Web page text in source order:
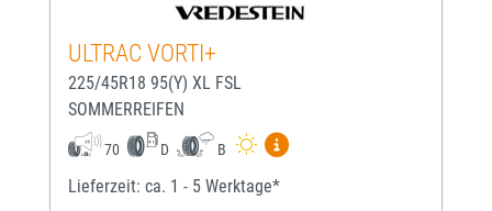
ULTRAC VORTI+
225/45R18 95(Y) XL FSL
SOMMERREIFEN
70 D B
Mehr Informationen zum
Lieferzeit: ca. 1 - 5 Werktage*